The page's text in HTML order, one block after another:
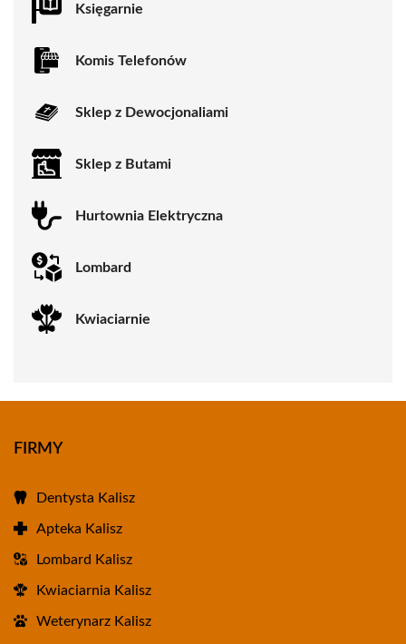
Księgarnie
Komis Telefonów
Sklep z Dewocjonaliami
Sklep z Butami
Hurtownia Elektryczna
Lombard
Kwiaciarnie
FIRMY
Dentysta Kalisz
Apteka Kalisz
Lombard Kalisz
Kwiaciarnia Kalisz
Weterynarz Kalisz